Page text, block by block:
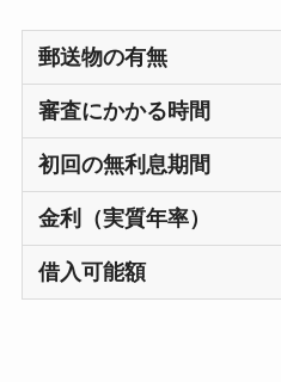
郵送物の有無
審査にかかる時間
初回の無利息期間
金利（実質年率）
借入可能額